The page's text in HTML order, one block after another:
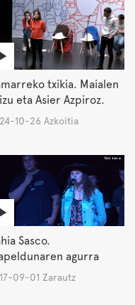
txikia. Maialen
eta Asier Azpiroz.
10-26 Azkoitia
Sasco.
agurra
09-01 Zarautz